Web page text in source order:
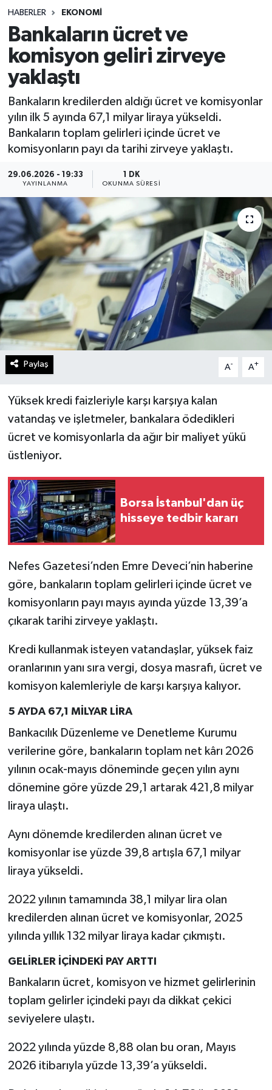
HABERLER EKONOMI
Bankaların ücret ve
komisyon geliri zirveye
yaklaştı
Bankaların kredilerden aldığı ücret ve komisyonlar
yılın ilk 5 ayında 67,1 milyar liraya yükseldi.
Bankaların toplam gelirleri içinde ücret ve
komisyonların payı da tarihi zirveye yaklaştı.
29.06.2026 - 19:33
YAYINLANMA
1 DK
OKUNMA SÜRESI
Paylaş A- A+
Yüksek kredi faizleriyle karşı karşıya kalan
vatandaş ve işletmeler, bankalara ödedikleri
ücret ve komisyonlarla da ağır bir maliyet yükü
üstleniyor.
Borsa İstanbul'dan üç
hisseye tedbir kararı
Nefes Gazetesi’nden Emre Deveci’nin haberine
göre, bankaların toplam gelirleri içinde ücret ve
komisyonların payı mayıs ayında yüzde 13,39’a
çıkarak tarihi zirveye yaklaştı.
Kredi kullanmak isteyen vatandaşlar, yüksek faiz
oranlarının yanı sıra vergi, dosya masrafı, ücret ve
komisyon kalemleriyle de karşı karşıya kalıyor.
5 AYDA 67,1 MİLYAR LİRA
Bankacılık Düzenleme ve Denetleme Kurumu
verilerine göre, bankaların toplam net kârı 2026
yılının ocak-mayıs döneminde geçen yılın aynı
dönemine göre yüzde 29,1 artarak 421,8 milyar
liraya ulaştı.
Aynı dönemde kredilerden alınan ücret ve
komisyonlar ise yüzde 39,8 artışla 67,1 milyar
liraya yükseldi.
2022 yılının tamamında 38,1 milyar lira olan
kredilerden alınan ücret ve komisyonlar, 2025
yılında yıllık 132 milyar liraya kadar çıkmıştı.
GELİRLER İÇİNDEKİ PAY ARTTI
Bankaların ücret, komisyon ve hizmet gelirlerinin
toplam gelirler içindeki payı da dikkat çekici
seviyelere ulaştı.
2022 yılında yüzde 8,88 olan bu oran, Mayıs
2026 itibarıyla yüzde 13,39’a yükseldi.
Spor
Teknoloji
Yaşam